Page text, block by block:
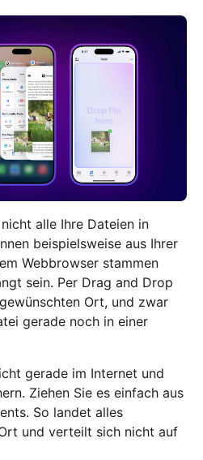
alle Ihre Dateien in
beispielsweise aus Ihrer
Webbrowser stammen
sein. Per Drag and Drop
Ort, und zwar
gerade noch in einer
gerade im Internet und
Ziehen Sie es einfach aus
So landet alles
und verteilt sich nicht auf